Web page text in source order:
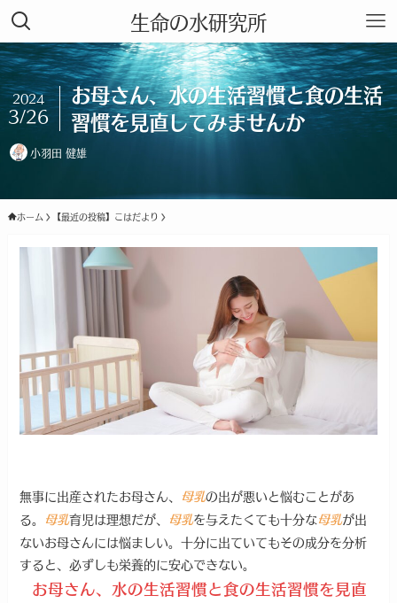
生命の水研究所
お母さん、水の生活習慣と食の生活
習慣を見直してみませんか
2024
3/26
小羽田 健雄
ホーム 【最近の投稿】こはだより
無事に出産されたお母さん、 母乳の出が悪いと悩むことがあ
る。 母乳育児は理想だが、 母乳を与えたくても十分な母乳が出
ないお母さんには悩ましい。十分に出ていてもその成分を分析
すると、必ずしも栄養的に安心できない。
お母さん、水の生活習慣と食の生活習慣を見直